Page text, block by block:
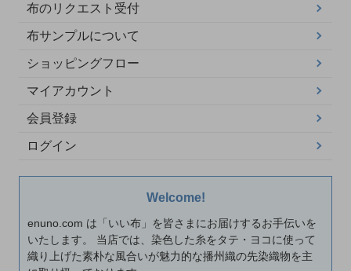
布のリクエスト受付
布サンプルについて
ショッピングフロー
マイアカウント
会員登録
ログイン
Welcome!
enuno.com は「いい布」を皆さまにお届けするお手伝いを
いたします。 当店では、染色した糸をタテ・ヨコに使って
織り上げた素朴な風合いが魅力的な播州織の先染織物を主